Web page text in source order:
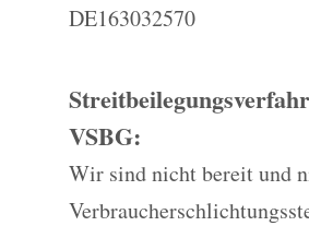
DE163032570
VSBG:
Wir sind nicht bereit und